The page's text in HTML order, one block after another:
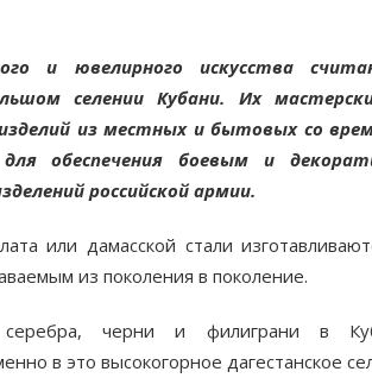
и ювелирного искусства
селении Кубани. Их
из местных и бытовых со
обеспечения боевым и
российской армии.
или дамасской стали
из поколения в поколение.
серебра, черни и филиграни в
в это высокогорное дагестанское